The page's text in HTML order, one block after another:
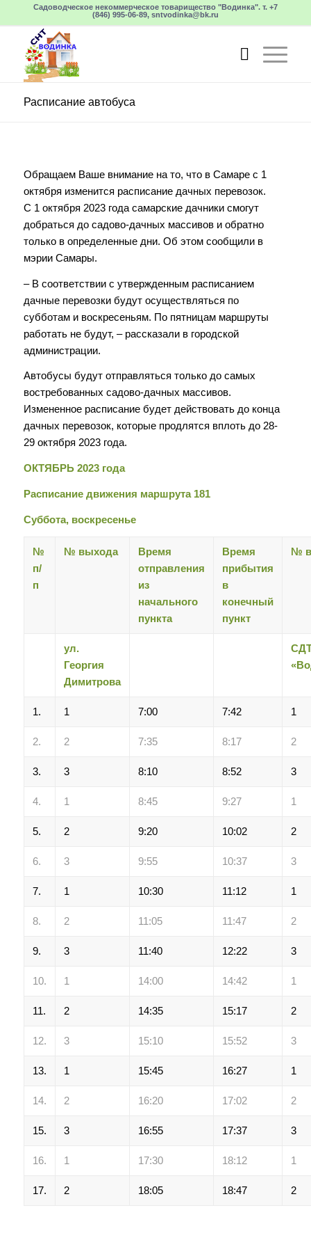
Садоводческое некоммерческое товарищество "Водинка". т. +7
(846) 995-06-89, sntvodinka@bk.ru
Расписание автобуса
Обращаем Ваше внимание на то, что в Самаре с 1
октября изменится расписание дачных перевозок.
С 1 октября 2023 года самарские дачники смогут
добраться до садово-дачных массивов и обратно
только в определенные дни. Об этом сообщили в
мэрии Самары.
– В соответствии с утвержденным расписанием
дачные перевозки будут осуществляться по
субботам и воскресеньям. По пятницам маршруты
работать не будут, – рассказали в городской
администрации.
Автобусы будут отправляться только до самых
востребованных садово-дачных массивов.
Измененное расписание будет действовать до конца
дачных перевозок, которые продлятся вплоть до 28-
29 октября 2023 года.
ОКТЯБРЬ 2023 года
Расписание движения маршрута 181
Суббота, воскресенье
№
п/
п
№ выхода
Время
отправления
из
начального
пункта
Время
прибытия
в
конечный
пункт
№
ул.
Георгия
Димитрова
«
1. 1 7:00 7:42 1
2. 2 7:35 8:17 2
3. 3 8:10 8:52 3
4. 1 8:45 9:27 1
5. 2 9:20 10:02 2
6. 3 9:55 10:37 3
7. 1 10:30 11:12 1
8. 2 11:05 11:47 2
9. 3 11:40 12:22 3
10. 1 14:00 14:42 1
11. 2 14:35 15:17 2
12. 3 15:10 15:52 3
13. 1 15:45 16:27 1
14. 2 16:20 17:02 2
15. 3 16:55 17:37 3
16. 1 17:30 18:12 1
17. 2 18:05 18:47 2